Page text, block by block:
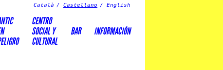
Català Castellano English
CENTRO
SOCIAL Y
CULTURAL
BAR INFORMACIÓN